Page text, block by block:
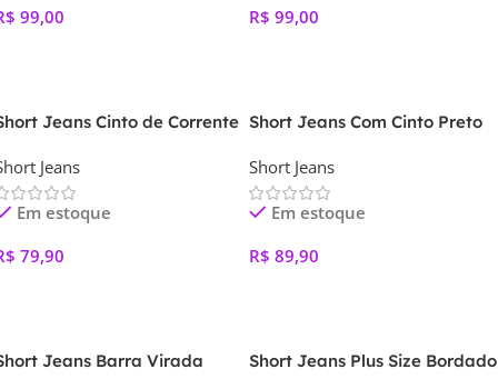
99,00
R$ 99,00
Jeans Cinto de Corrente
Jeans
Em estoque
79,90
Short Jeans Com Cinto Preto
Short Jeans
Em estoque
R$ 89,90
Jeans Barra Virada Short Jeans Plus Size Bordado